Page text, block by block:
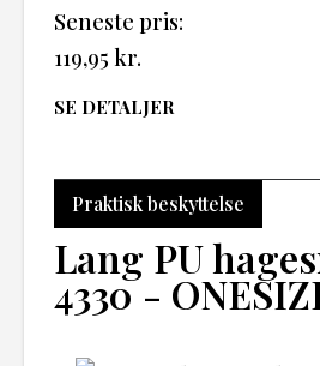
Seneste pris:
119,95 kr.
SE DETALJER
Praktisk beskyttelse
Lang PU
4330 -